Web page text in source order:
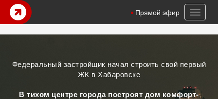
Toggle
Прямой эфир
Федеральный застройщик начал строить свой первый
ЖК в Хабаровске
В тихом центре города построят дом комфорт-